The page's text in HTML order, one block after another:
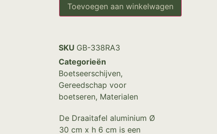
Toevoegen aan winkelwagen
SKU GB-338RA3
Categorieën
Boetseerschijven,
Gereedschap voor
boetseren, Materialen
De Draaitafel aluminium Ø
30 cm x h 6 cm is een